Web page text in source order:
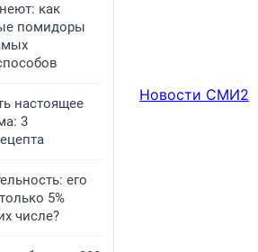
как
помидоры
настоящее
3
его
5%
числе?
Новости СМИ2